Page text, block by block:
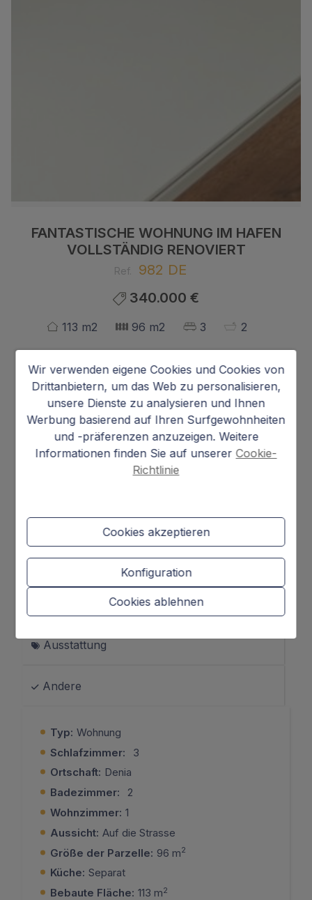
FANTASTISCHE WOHNUNG IM HAFEN
VOLLSTÄNDIG RENOVIERT
Ref.
982 DE
340.000 €
113 m2 96 m2 3 2
Willkommen in dieser wunderschönen
3ZimmerWohnung, die nur einen Schritt vom
Yachthafen und dem Stadtzentrum entfernt liegt.
Die Wohnung verfügt über ein sehr geräumiges
und helles Wohnzimmer mit direktem Zugang zu
Isolierung des Schließsystems gewährleistet
ganzjährig Ruhe und Komfort.
Sie ist mit einer voll ausgestatteten Küche, drei
geräumigen Zimmern (eines davon mit eigenem
Bad) und einem zweiten Badezimmer im Flur
ausgestattet, beide renoviert in einem modernen
Zu den Verbesserungen gehören: Klimaanlage,
ClimalitFenster.
mit allen Annehmlichkeiten.
Mehr anzeigen
Merkmale
Ausstattung
Andere
Typ: Wohnung
Schlafzimmer:
3
Ortschaft: Denia
Badezimmer:
2
Wohnzimmer: 1
Aussicht: Auf die Strasse
Größe der Parzelle: 96 m2
Küche: Separat
Bebaute Fläche: 113 m2
Wir verwenden eigene Cookies und Cookies von
Drittanbietern, um das Web zu personalisieren,
unsere Dienste zu analysieren und Ihnen
Werbung basierend auf Ihren Surfgewohnheiten
und -präferenzen anzuzeigen. Weitere
Informationen finden Sie auf unserer Cookie-
Richtlinie
Cookies akzeptieren
Konfiguration
Cookies ablehnen